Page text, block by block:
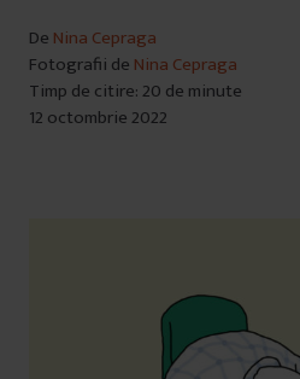
De Nina Cepraga
Fotografii de Nina Cepraga
Timp de citire: 20 de minute
12 octombrie 2022